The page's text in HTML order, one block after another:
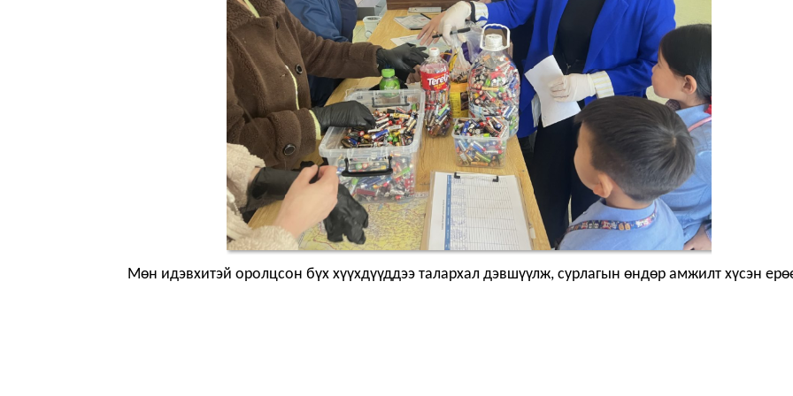
Мөн идэвхитэй оролцсон бүх хүүхдүүддээ талархал дэвшүүлж, сурлагын өндөр амжилт хүсэн